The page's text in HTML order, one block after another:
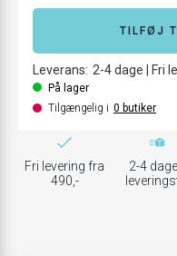
TILFØJ
Leverans: 2-4dage Fri
På lager
Tilgængelig i 0 butiker
Fri levering fra
490,-
2-4